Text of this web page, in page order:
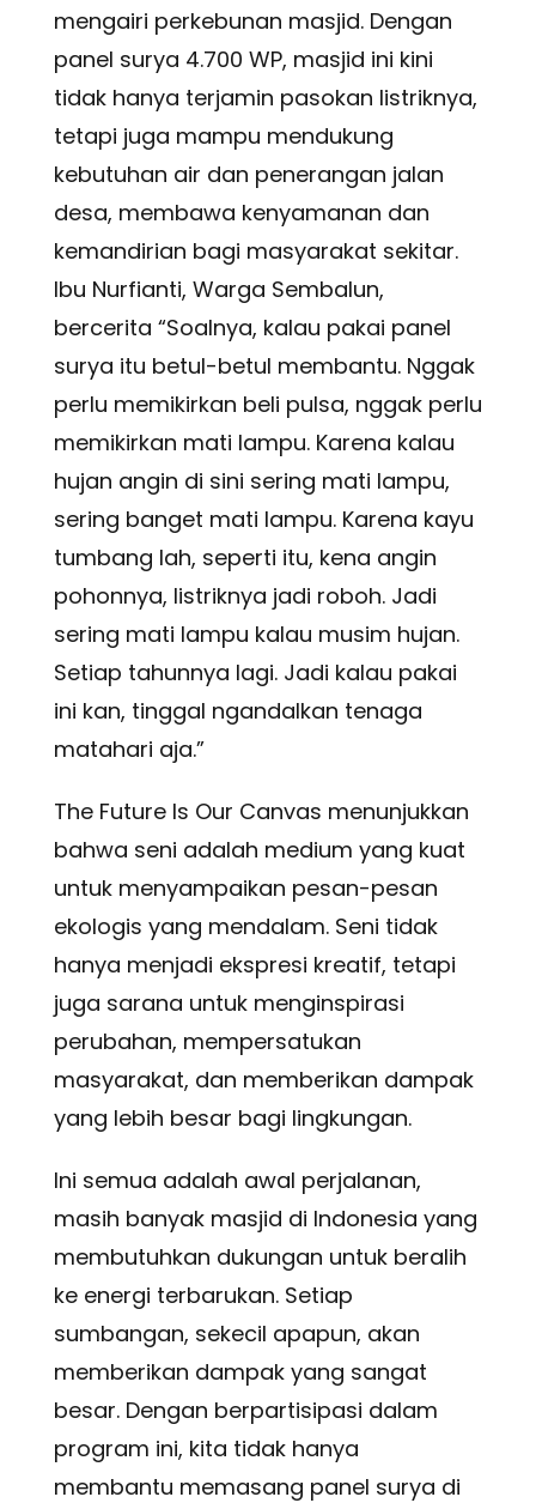
mengairi perkebunan masjid. Dengan
panel surya 4.700 WP, masjid ini kini
tidak hanya terjamin pasokan listriknya,
tetapi juga mampu mendukung
kebutuhan air dan penerangan jalan
desa, membawa kenyamanan dan
kemandirian bagi masyarakat sekitar.
Ibu Nurfianti, Warga Sembalun,
bercerita “Soalnya, kalau pakai panel
surya itu betul-betul membantu. Nggak
perlu memikirkan beli pulsa, nggak perlu
memikirkan mati lampu. Karena kalau
hujan angin di sini sering mati lampu,
sering banget mati lampu. Karena kayu
tumbang lah, seperti itu, kena angin
pohonnya, listriknya jadi roboh. Jadi
sering mati lampu kalau musim hujan.
Setiap tahunnya lagi. Jadi kalau pakai
ini kan, tinggal ngandalkan tenaga
matahari aja.”
The Future Is Our Canvas menunjukkan
bahwa seni adalah medium yang kuat
untuk menyampaikan pesan-pesan
ekologis yang mendalam. Seni tidak
hanya menjadi ekspresi kreatif, tetapi
juga sarana untuk menginspirasi
perubahan, mempersatukan
masyarakat, dan memberikan dampak
yang lebih besar bagi lingkungan.
Ini semua adalah awal perjalanan,
masih banyak masjid di Indonesia yang
membutuhkan dukungan untuk beralih
ke energi terbarukan. Setiap
sumbangan, sekecil apapun, akan
memberikan dampak yang sangat
besar. Dengan berpartisipasi dalam
program ini, kita tidak hanya
membantu memasang panel surya di